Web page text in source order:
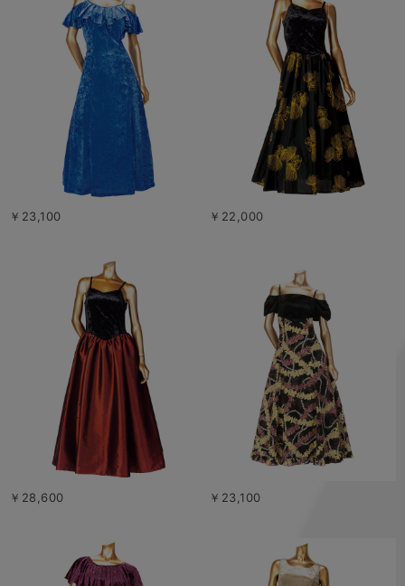
￥23,100 ￥22,000
￥28,600 ￥23,100